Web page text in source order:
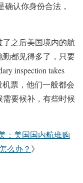
确认你身份合法，
之后美国境内的航
都见得多了，只要
inspection takes
机票，他们一般都会
要候补，有些时候
：美国国内航班购
么办？ 》